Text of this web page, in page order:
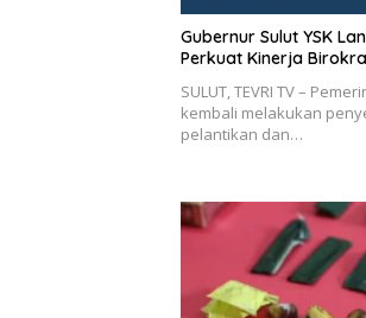
Gubernur Sulut YSK Lantik Tiga Pejabat Eselon II,
Perkuat Kinerja
SULUT, TEVRI TV –
kembali melakukan
pelantikan dan…